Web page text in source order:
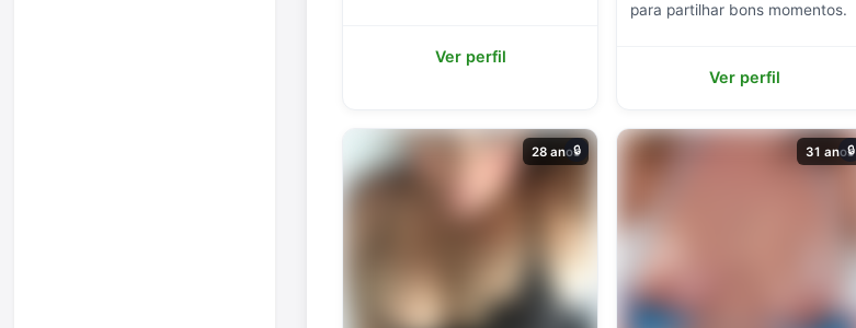
Ver perfil
para partilhar bons momentos.
Ver perfil
28 anos
🔒 31 anos
🔒